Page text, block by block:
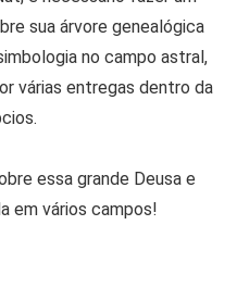
sua árvore genealógica
no campo astral,
várias entregas dentro da
essa grande Deusa e
em vários campos!